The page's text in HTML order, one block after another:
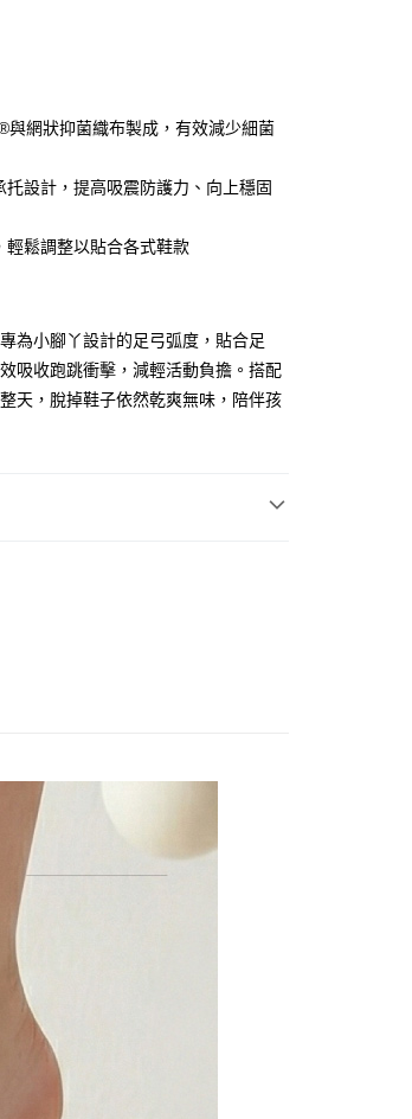
以上)免運費
以上)免運費
上)免運費
以上)免運費
與網狀抑菌織布製成，有效減少細菌
設計，提高吸震防護力、向上穩固
輕鬆調整以貼合各式鞋款
為小腳丫設計的足弓弧度，貼合足
吸收跑跳衝擊，減輕活動負擔。搭配
天，脫掉鞋子依然乾爽無味，陪伴孩